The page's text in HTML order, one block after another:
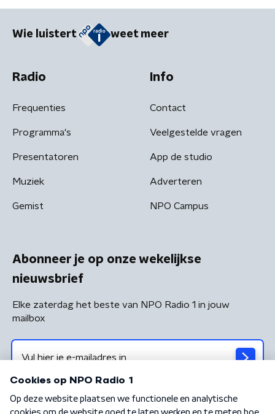
Wie luistert weet meer
Radio
Frequenties
Programma's
Presentatoren
Muziek
Gemist
Info
Contact
Veelgestelde vragen
App de studio
Adverteren
NPO Campus
Abonneer je op onze wekelijkse
nieuwsbrief
Elke zaterdag het beste van NPO Radio 1 in jouw
mailbox